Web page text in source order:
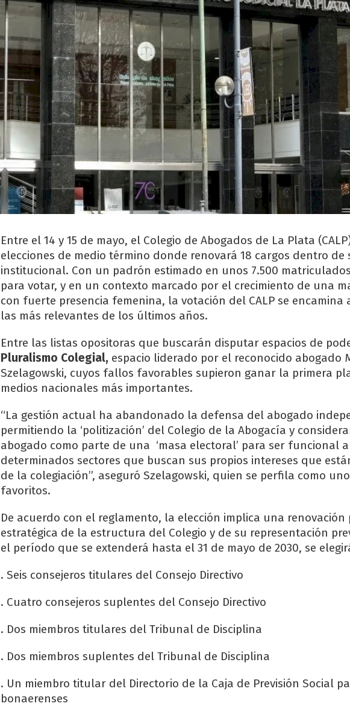
Entre el 14 y 15 de mayo, el Colegio de Abogados de La Plata
elecciones de medio término donde renovará 18 cargos dentro
institucional. Con un padrón estimado en unos 7.500
para votar, y en un contexto marcado por el crecimiento de una
con fuerte presencia femenina, la votación del CALP se encamina
las más relevantes de los últimos años.
Entre las listas opositoras que buscarán disputar espacios de
Pluralismo Colegial, espacio liderado por el reconocido abogado
Szelagowski, cuyos fallos favorables supieron ganar la primera
medios nacionales más importantes.
“La gestión actual ha abandonado la defensa del abogado
permitiendo la ‘politización’ del Colegio de la Abogacía y
abogado como parte de una ‘masa electoral’ para ser funcional a
determinados sectores que buscan sus propios intereses que
de la colegiación”, aseguró Szelagowski, quien se perfila como
favoritos.
De acuerdo con el reglamento, la elección implica una renovación
estratégica de la estructura del Colegio y de su representación
el período que se extenderá hasta el 31 de mayo de 2030, se
. Seis consejeros titulares del Consejo Directivo
. Cuatro consejeros suplentes del Consejo Directivo
. Dos miembros titulares del Tribunal de Disciplina
. Dos miembros suplentes del Tribunal de Disciplina
. Un miembro titular del Directorio de la Caja de Previsión Social
bonaerenses